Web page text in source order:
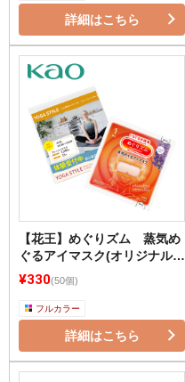
詳細はこちら
【花王】めぐりズム 蒸気め
ぐるアイマスク(オリジナルチ
ラシ)
¥330(50個)
フルカラー
詳細はこちら